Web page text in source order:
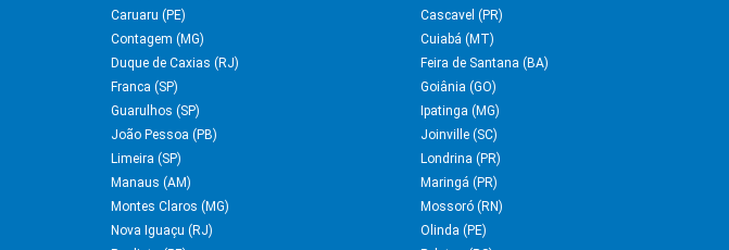
Caruaru (PE)
Cascavel (PR)
Contagem (MG)
Cuiabá (MT)
Duque de Caxias (RJ)
Feira de Santana (BA)
Franca (SP)
Goiânia (GO)
Guarulhos (SP)
Ipatinga (MG)
João Pessoa (PB)
Joinville (SC)
Limeira (SP)
Londrina (PR)
Manaus (AM)
Maringá (PR)
Montes Claros (MG)
Mossoró (RN)
Nova Iguaçu (RJ)
Olinda (PE)